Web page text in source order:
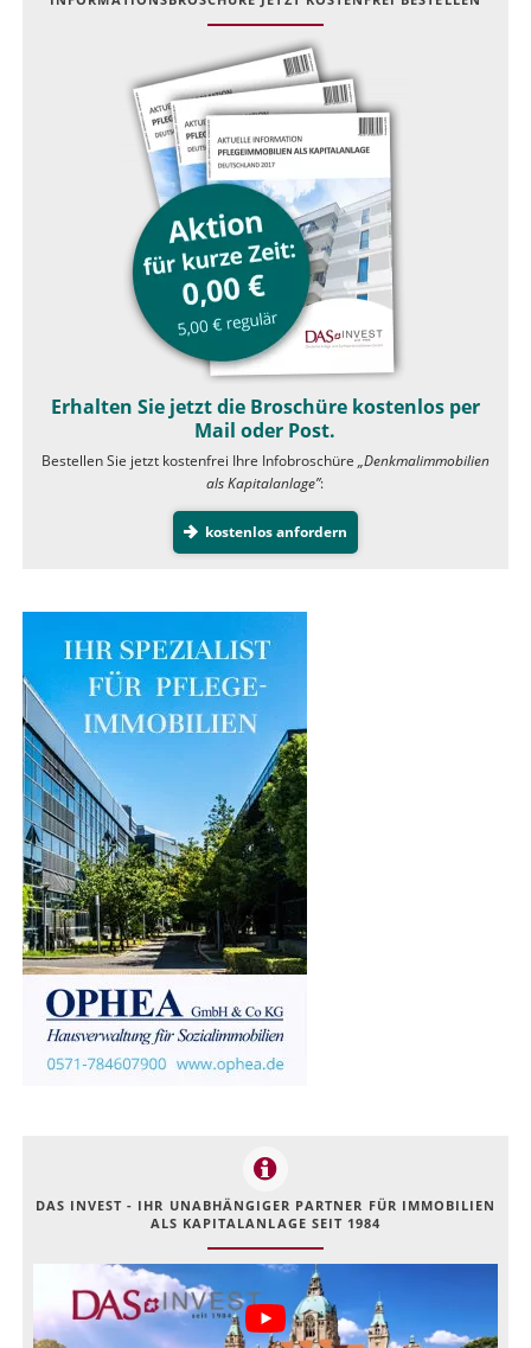
Erhalten Sie jetzt die Broschüre kostenlos per
Mail oder Post.
Bestellen Sie jetzt kostenfrei Ihre Infobroschüre „Denkmalimmobilien
als Kapitalanlage”:
kostenlos anfordern
DAS INVEST - IHR UNABHÄNGIGER PARTNER FÜR IMMOBILIEN
ALS KAPITALANLAGE SEIT 1984